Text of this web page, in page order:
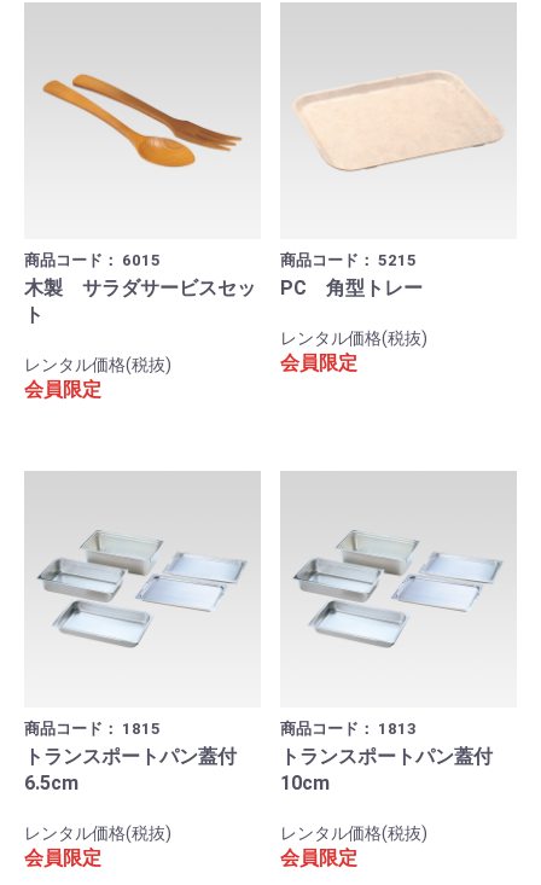
商品コード： 6015
木製 サラダサービスセッ
ト
レンタル価格(税抜)
会員限定
商品コード： 5215
PC 角型トレー
レンタル価格(税抜)
会員限定
商品コード： 1815
トランスポートパン蓋付
6.5cm
レンタル価格(税抜)
会員限定
商品コード： 1813
トランスポートパン蓋付
10cm
レンタル価格(税抜)
会員限定